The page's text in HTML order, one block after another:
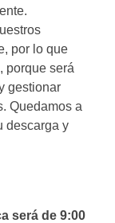
por lo que
porque será
gestionar
Quedamos a
descarga y
será de 9:00